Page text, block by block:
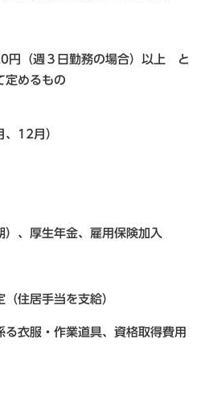
週３日勤務の場合）以上 と
定めるもの
12月）
、厚生年金、雇用保険加入
住居手当を支給）
衣服・作業道具、資格取得費用